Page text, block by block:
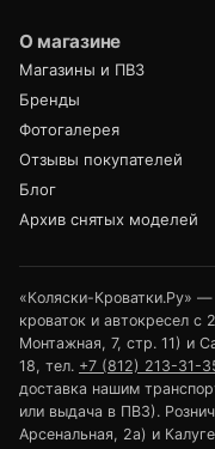
О магазине
Магазины и ПВЗ
Бренды
Фотогалерея
Отзывы покупателей
Блог
Архив снятых моделей
«Коляски-Кроватки.Ру» —
кроваток и автокресел
Монтажная, 7, стр. 11) и
18, тел. +7 (812) 213-31-
доставка нашим
или выдача в ПВЗ).
Арсенальная, 2а) и